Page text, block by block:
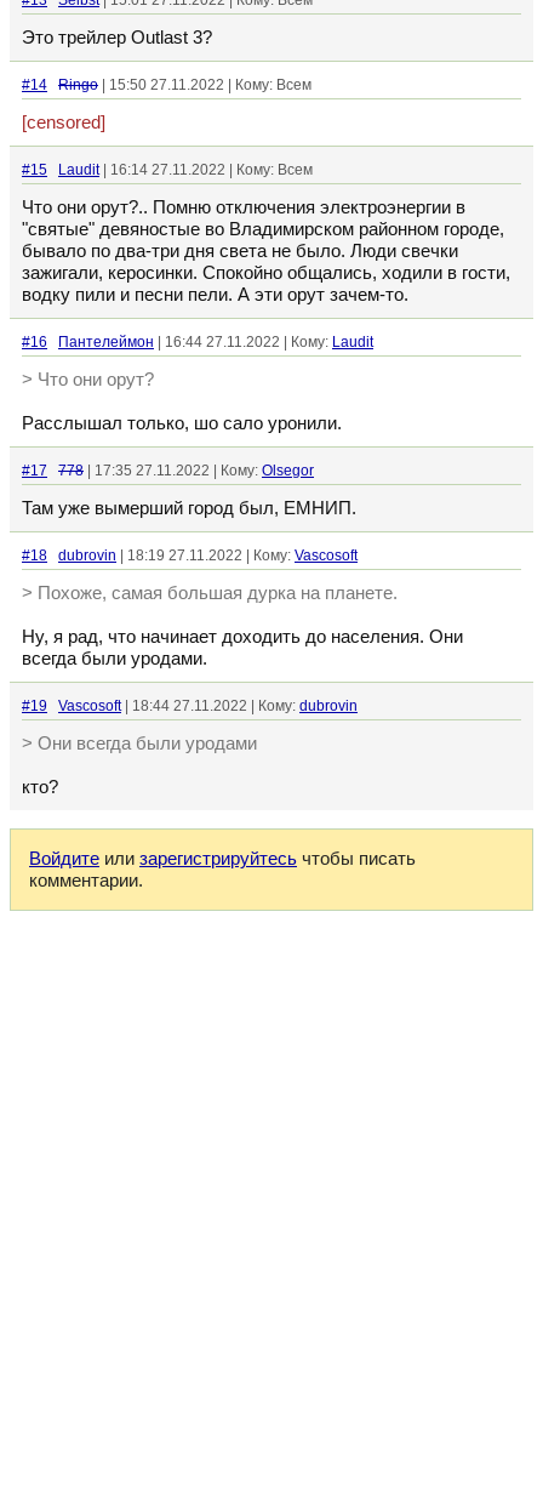
Это трейлер Outlast 3?
#14 Ringo | 15:50 27.11.2022 | Кому: Всем
[censored]
#15 Laudit| 16:14 27.11.2022 | Кому: Всем
Что они орут?.. Помню отключения электроэнергии в
"святые" девяностые во Владимирском районном городе,
бывало по два-три дня света не было. Люди свечки
зажигали, керосинки. Спокойно общались, ходили в гости,
водку пили и песни пели. А эти орут зачем-то.
#16 Пантелеймон | 16:44 27.11.2022 | Кому: Laudit
> Что они орут?
Расслышал только, шо сало уронили.
#17 778 | 17:35 27.11.2022 | Кому: Olsegor
Там уже вымерший город был, ЕМНИП.
#18 dubrovin | 18:19 27.11.2022 | Кому: Vascosoft
> Похоже, самая большая дурка на планете.
Ну, я рад, что начинает доходить до населения. Они
всегда были уродами.
#19 Vascosoft| 18:44 27.11.2022 | Кому: dubrovin
> Они всегда были уродами
кто?
Войдите или зарегистрируйтесь чтобы писать
комментарии.